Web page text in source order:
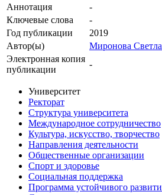
Аннотация
-
Ключевые cлова
-
Год публикации
2019
Автор(ы)
Миронова
Электронная копия
публикации
-
Университет
Ректорат
Структура университета
Международное сотрудничество
Культура, искусство, творчество
Направления деятельности
Общественные организации
Спорт и здоровье
Социальная поддержка
Программа устойчивого